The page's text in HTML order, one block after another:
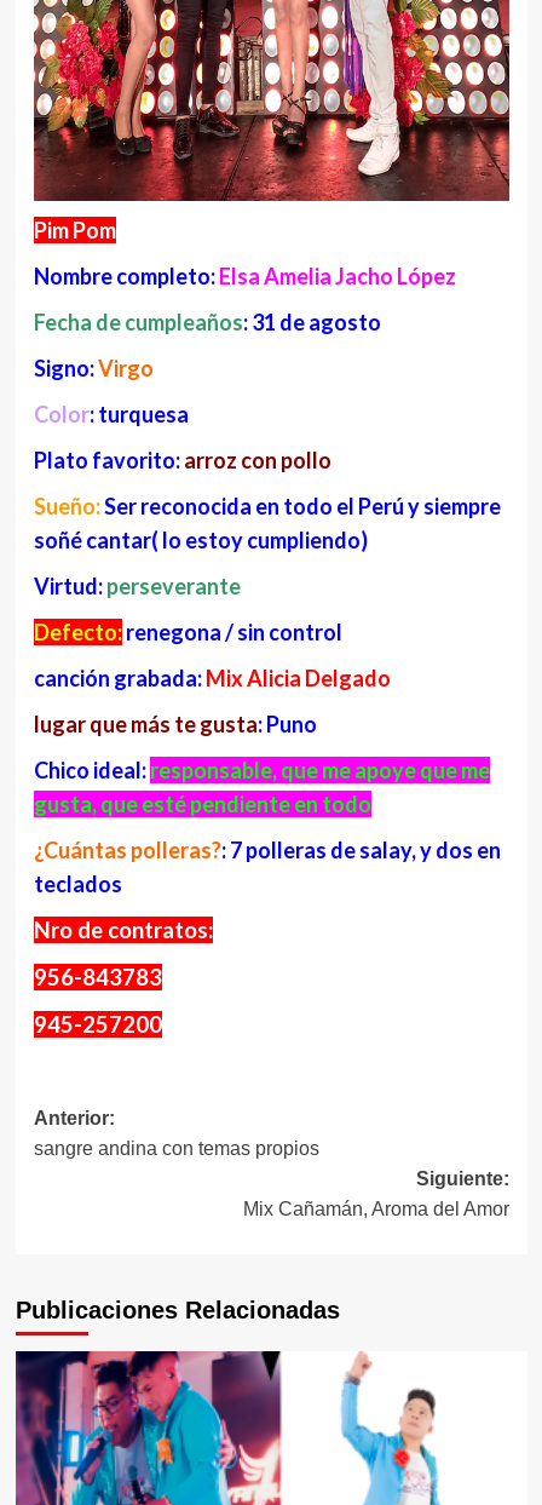
Pim Pom
Nombre completo:Elsa Amelia Jacho López
Fecha de cumpleaños: 31 de agosto
Signo:Virgo
Color: turquesa
Plato favorito:arroz con pollo
Sueño:Ser reconocida en todo el Perú y siempre
soñé cantar( lo estoy cumpliendo)
Virtud:perseverante
Defecto:renegona / sin control
canción grabada:Mix Alicia Delgado
lugar que más te gusta: Puno
Chico ideal:responsable, que me apoye que me
gusta, que esté pendiente en todo
¿Cuántas polleras?: 7 polleras de salay, y dos en
teclados
Nro de contratos:
956-843783
945-257200
Navegación
de
Anterior:
sangre andina con temas propios
Siguiente:
Mix Cañamán, Aroma del Amor
Publicaciones Relacionadas